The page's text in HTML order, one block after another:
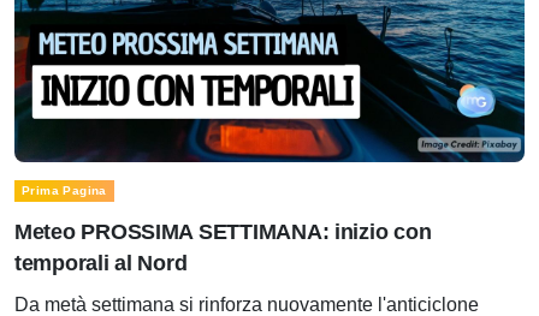
Prima Pagina
Meteo PROSSIMA SETTIMANA: inizio con
temporali al Nord
Da metà settimana si rinforza nuovamente l'anticiclone